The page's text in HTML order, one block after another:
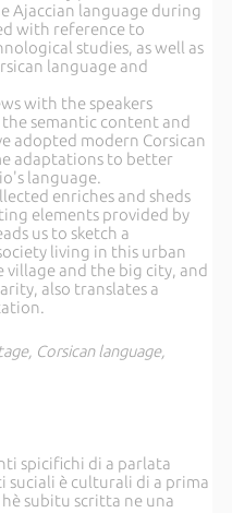
Ajaccian language during
with reference to
studies, as well as
language and
with the speakers
semantic content and
adopted modern Corsican
adaptations to better
language.
enriches and sheds
elements provided by
us to sketch a
living in this urban
and the big city, and
also translates a
Corsican language,
spicifichi di a parlata
suciali è culturali di a prima
hè subitu scritta ne una